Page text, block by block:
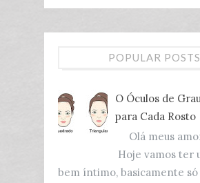
POPULAR POSTS
O Óculos de
para Cada Rosto
Olá meus
Hoje vamos ter
bem íntimo, basicamente só